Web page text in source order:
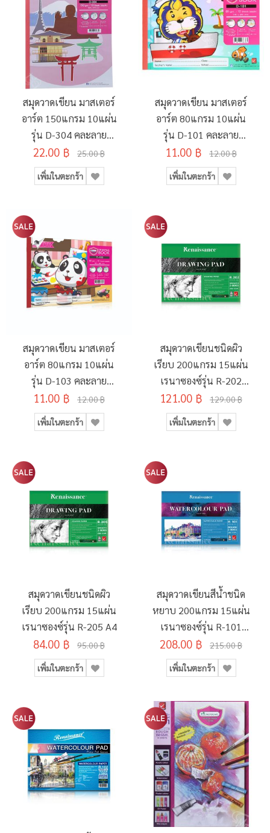
สมุดวาดเขียน มาสเตอร์
อาร์ต 150แกรม 10แผ่น
รุ่น D-304 คละลาย
260x375มม.
22.00 ฿ 25.00 ฿
เพิ่มในตะกร้า
สมุดวาดเขียน มาสเตอร์
อาร์ต 80แกรม 10แผ่น
รุ่น D-101 คละลาย
190x260มม.
11.00 ฿ 12.00 ฿
เพิ่มในตะกร้า
สมุดวาดเขียน มาสเตอร์
อาร์ต 80แกรม 10แผ่น
รุ่น D-103 คละลาย
190x260มม.
11.00 ฿ 12.00 ฿
เพิ่มในตะกร้า
สมุดวาดเขียนชนิดผิว
เรียบ 200แกรม 15แผ่น
เรนาซองซ์รุ่น R-202
275x375มม.
121.00 ฿ 129.00 ฿
เพิ่มในตะกร้า
สมุดวาดเขียนชนิดผิว
เรียบ 200แกรม 15แผ่น
เรนาซองซ์รุ่น R-205 A4
84.00 ฿ 95.00 ฿
เพิ่มในตะกร้า
สมุดวาดเขียนสีน้ำชนิด
หยาบ 200แกรม 15แผ่น
เรนาซองซ์รุ่น R-101
375x555มม.
208.00 ฿ 215.00 ฿
เพิ่มในตะกร้า